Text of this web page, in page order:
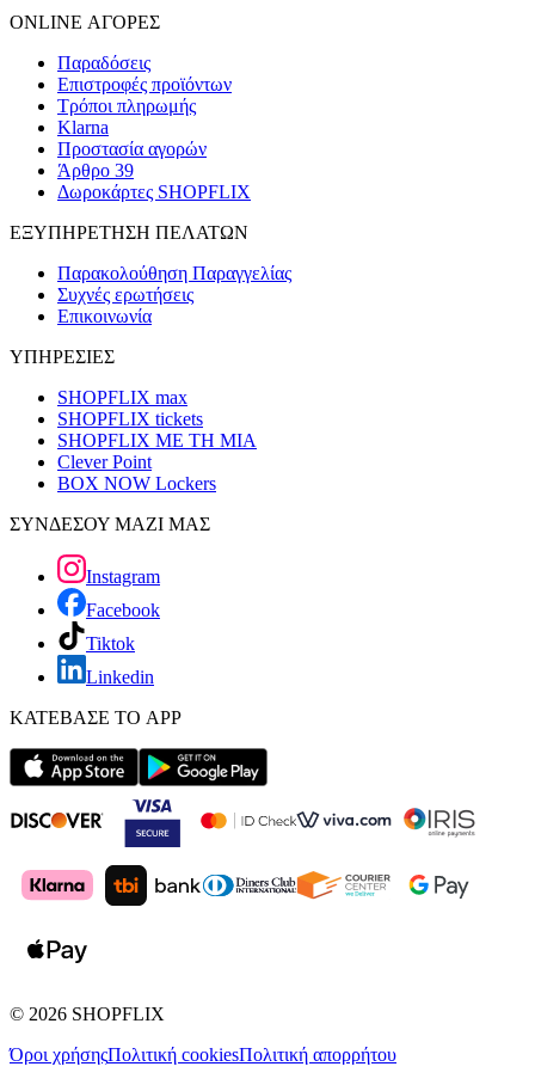
ONLINE ΑΓΟΡΕΣ
Παραδόσεις
Επιστροφές προϊόντων
Τρόποι πληρωμής
Klarna
Προστασία αγορών
Άρθρο 39
Δωροκάρτες SHOPFLIX
ΕΞΥΠΗΡΕΤΗΣΗ ΠΕΛΑΤΩΝ
Παρακολούθηση Παραγγελίας
Συχνές ερωτήσεις
Επικοινωνία
ΥΠΗΡΕΣΙΕΣ
SHOPFLIX max
SHOPFLIX tickets
SHOPFLIX ΜΕ ΤΗ ΜΙΑ
Clever Point
BOX NOW Lockers
ΣΥΝΔΕΣΟΥ ΜΑΖΙ ΜΑΣ
Instagram
Facebook
Tiktok
Linkedin
ΚΑΤΕΒΑΣΕ ΤΟ APP
© 2026 SHOPFLIX
Όροι χρήσηςΠολιτική cookiesΠολιτική απορρήτου